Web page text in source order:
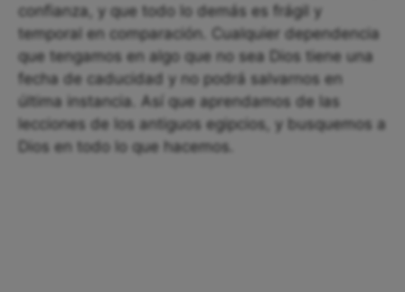
confianza, y que todo lo demás es frágil y
temporal en comparación. Cualquier dependencia
que tengamos en algo que no sea Dios tiene una
fecha de caducidad y no podrá salvarnos en
última instancia. Así que aprendamos de las
lecciones de los antiguos egipcios, y busquemos a
Dios en todo lo que hacemos.